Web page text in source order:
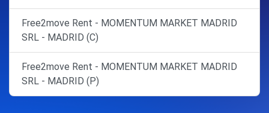
Free2move Rent - MOMENTUM MARKET MADRID
SRL - MADRID (C)
Free2move Rent - MOMENTUM MARKET MADRID
SRL - MADRID (P)